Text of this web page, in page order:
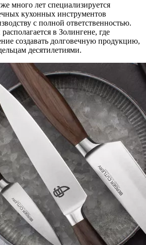
много лет специализируется
кухонных инструментов
с полной ответственностью.
в Золингене, где
создавать долговечную продукцию,
десятилетиями.